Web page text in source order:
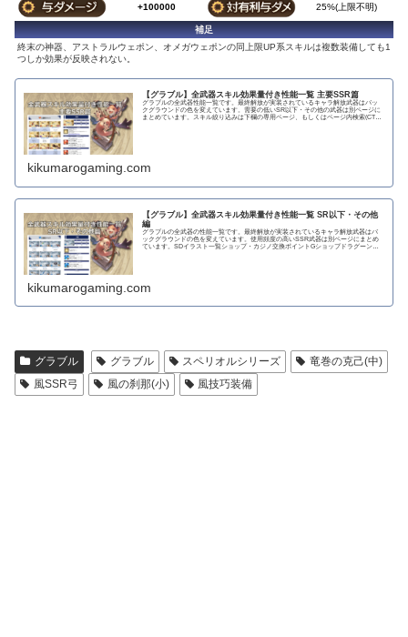
+100000 25%(上限不明)
補足
終末の神器、アストラルウェポン、オメガウェポンの同上限UP系スキルは複数装備しても1
つしか効果が反映されない。
【グラブル】全武器スキル効果量付き性能一覧 主要SSR篇
グラブルの全武器性能一覧です。最終解放が実装されているキャラ解放武器はバッ
クグラウンドの色を変えています。需要の低いSR以下・その他の武器は別ページに
まとめています。スキル絞り込みは下欄の専用ページ、もしくはページ内検索(CTRL
kikumarogaming.com
【グラブル】全武器スキル効果量付き性能一覧 SR以下・その他
編
グラブルの全武器の性能一覧です。最終解放が実装されているキャラ解放武器はバ
ックグラウンドの色を変えています。使用頻度の高いSSR武器は別ページにまとめ
ています。SDイラスト一覧ショップ・カジノ交換ポイントGショップドラグーンラ
kikumarogaming.com
グラブル グラブル スペリオルシリーズ
竜巻の克己(中)
風SSR弓
風の刹那(小) 風技巧装備